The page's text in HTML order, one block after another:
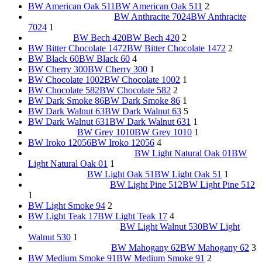
BW American Oak 511BW American Oak 511 2
BW Anthracite 7024BW Anthracite
7024 1
BW Bech 420BW Bech 420 2
BW Bitter Chocolate 1472BW Bitter Chocolate 1472 2
BW Black 60BW Black 60 4
BW Cherry 300BW Cherry 300 1
BW Chocolate 1002BW Chocolate 1002 1
BW Chocolate 582BW Chocolate 582 2
BW Dark Smoke 86BW Dark Smoke 86 1
BW Dark Walnut 63BW Dark Walnut 63 5
BW Dark Walnut 631BW Dark Walnut 631 1
BW Grey 1010BW Grey 1010 1
BW Iroko 12056BW Iroko 12056 4
BW Light Natural Oak 01BW
Light Natural Oak 01 1
BW Light Oak 51BW Light Oak 51 1
BW Light Pine 512BW Light Pine 512
1
BW Light Smoke 94 2
BW Light Teak 17BW Light Teak 17 4
BW Light Walnut 530BW Light
Walnut 530 1
BW Mahogany 62BW Mahogany 62 3
BW Medium Smoke 91BW Medium Smoke 91 2